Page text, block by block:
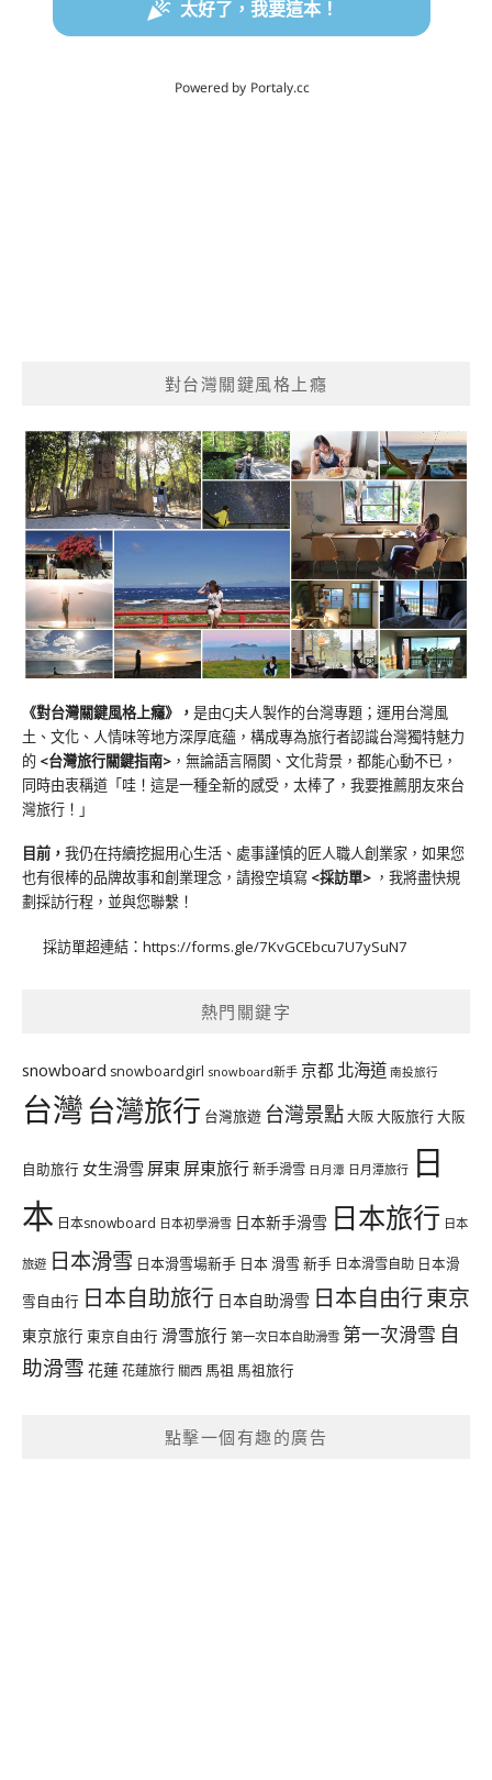
對台灣關鍵風格上癮
《對台灣關鍵風格上癮》 ， 是由CJ夫人製作的台灣專題；運用台灣風
土、文化、人情味等地方深厚底蘊，構成專為旅行者認識台灣獨特魅力
的 <台灣旅行關鍵指南> ，無論語言隔閡、文化背景，都能心動不已，
同時由衷稱道「哇！這是一種全新的感受，太棒了，我要推薦朋友來台
灣旅行！」
目前， 我仍在持續挖掘用心生活、處事謹慎的匠人職人創業家，如果您
也有很棒的品牌故事和創業理念，請撥空填寫 <採訪單> ，我將盡快規
劃採訪行程，並與您聯繫！
採訪單超連結： https://forms.gle/7KvGCEbcu7U7ySuN7
熱門關鍵字
snowboard snowboardgirl snowboard新手 京都 北海道 南投旅行
台灣台灣旅行 台灣旅遊 台灣景點大阪大阪旅行大阪
自助旅行 女生滑雪 屏東 屏東旅行新手滑雪 日月潭 日月潭旅行 日
本 日本snowboard 日本初學滑雪 日本新手滑雪 日本旅行 日本
旅遊 日本滑雪 日本滑雪場新手 日本 滑雪 新手 日本滑雪自助 日本滑
雪自由行 日本自助旅行 日本自助滑雪 日本自由行東京
東京旅行 東京自由行 滑雪旅行 第一次日本自助滑雪 第一次滑雪 自
助滑雪 花蓮花蓮旅行 關西 馬祖 馬祖旅行
點擊一個有趣的廣告